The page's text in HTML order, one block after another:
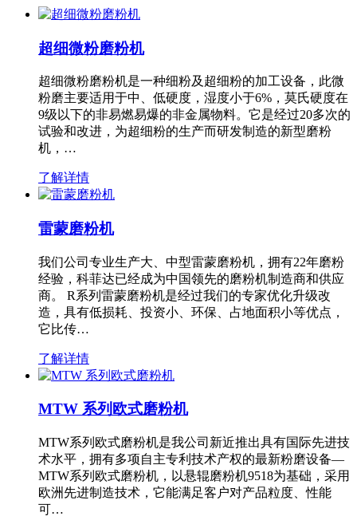
超细微粉磨粉机
超细微粉磨粉机是一种细粉及超细粉的加工设备，此微
粉磨主要适用于中、低硬度，湿度小于6%，莫氏硬度在
9级以下的非易燃易爆的非金属物料。它是经过20多次的
试验和改进，为超细粉的生产而研发制造的新型磨粉
机，…
了解详情
雷蒙磨粉机
我们公司专业生产大、中型雷蒙磨粉机，拥有22年磨粉
经验，科菲达已经成为中国领先的磨粉机制造商和供应
商。 R系列雷蒙磨粉机是经过我们的专家优化升级改
造，具有低损耗、投资小、环保、占地面积小等优点，
它比传…
了解详情
MTW 系列欧式磨粉机
MTW系列欧式磨粉机是我公司新近推出具有国际先进技
术水平，拥有多项自主专利技术产权的最新粉磨设备—
MTW系列欧式磨粉机，以悬辊磨粉机9518为基础，采用
欧洲先进制造技术，它能满足客户对产品粒度、性能
可…